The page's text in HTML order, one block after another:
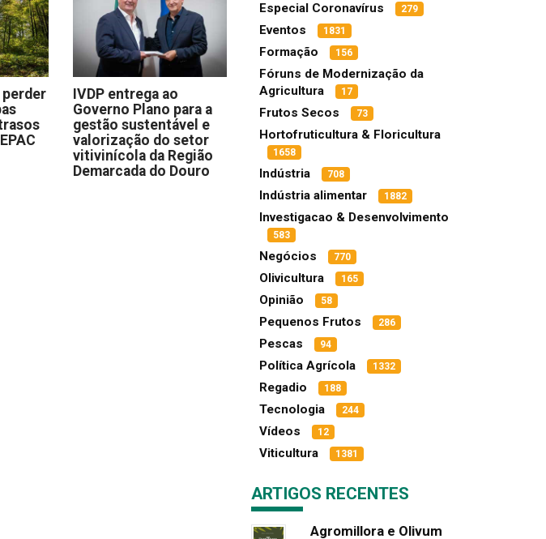
IVDP entrega ao
Governo Plano para a
gestão sustentável e
valorização do setor
vitivinícola da Região
Demarcada do Douro
Especial Coronavírus 279
Eventos 1831
Formação 156
Fóruns de Modernização da
Agricultura
17
Frutos Secos 73
Hortofruticultura & Floricultura
1658
Indústria 708
Indústria alimentar 1882
Investigacao & Desenvolvimento
583
Negócios 770
Olivicultura 165
Opinião 58
Pequenos Frutos 286
Pescas 94
Política Agrícola 1332
Regadio 188
Tecnologia 244
Vídeos 12
Viticultura 1381
ARTIGOS RECENTES
Agromillora e Olivum